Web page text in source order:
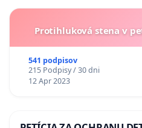
Protihluková stena v
541 podpisov
215 Podpisy / 30 dni
12 Apr 2023